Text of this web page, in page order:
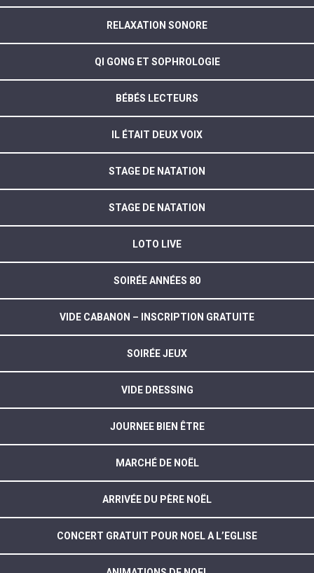
RELAXATION SONORE
QI GONG ET SOPHROLOGIE
BÉBÉS LECTEURS
IL ÉTAIT DEUX VOIX
STAGE DE NATATION
STAGE DE NATATION
LOTO LIVE
SOIRÉE ANNÉES 80
VIDE CABANON – INSCRIPTION GRATUITE
SOIRÉE JEUX
VIDE DRESSING
JOURNEE BIEN ÊTRE
MARCHÉ DE NOËL
ARRIVÉE DU PÈRE NOËL
CONCERT GRATUIT POUR NOEL A L’EGLISE